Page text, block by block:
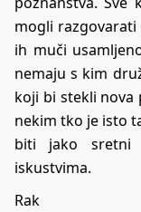
mogli
ih muči
nemaju s kim
koji bi stekli nova
nekim tko je isto
biti jako sretni
iskustvima.
Rak